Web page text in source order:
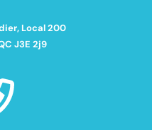
Local 200
J3E 2j9